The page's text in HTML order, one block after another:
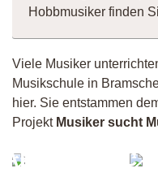
Hobbmusiker finden
Viele Musiker
Musikschule in
hier. Sie entstammen
Projekt Musiker sucht